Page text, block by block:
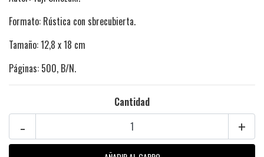
Formato: Rústica con sbrecubierta.
Tamaño: 12,8 x 18 cm
Páginas: 500, B/N.
Cantidad
+
-